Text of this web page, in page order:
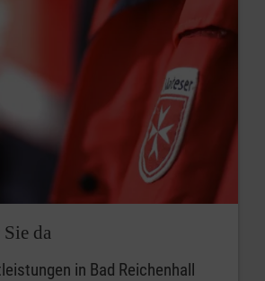
da
in Bad Reichenhall